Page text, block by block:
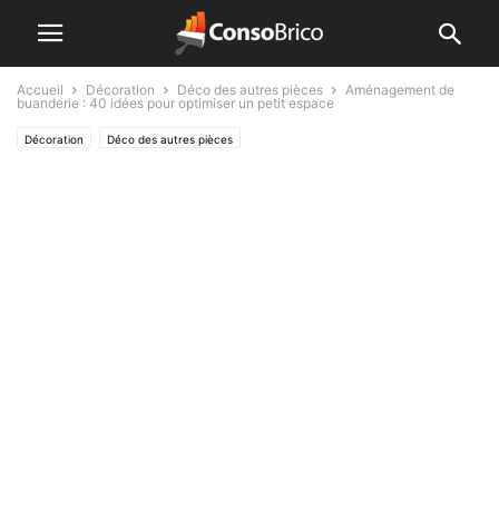
Accueil Décoration Déco des autres pièces
Aménagement de
buanderie : 40 idées pour optimiser un petit espace
Décoration Déco des autres pièces